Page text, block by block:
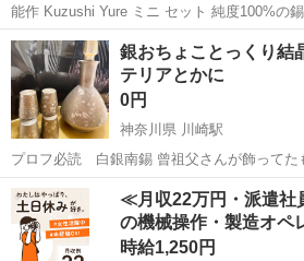
能作 Kuzushi Yure ミニ セット 純度100%の錫
イズ(mm)：高さ37、直径57（1ヶあたり）
てです。外箱や説明書等はありません。 2セ
東京 墨田区 錦糸町駅 食器
銀おちょことっくり結
テリアとかに
0円
神奈川県 川崎駅
プロフ必読 白銀南錫 曾祖父さんが飾ってたもの 相当重いで
20ぐらいかな？目視
神奈川 川崎市 川崎駅 食器
≪月収22万円・派遣社
の機械操作・製造オペ
時給1,250円